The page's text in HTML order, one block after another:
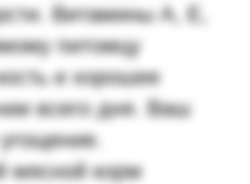
Витамины А, Е,
питомцу
и хорошее
всего дня. Ваш
мясной корм